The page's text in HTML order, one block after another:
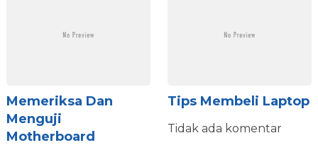
Memeriksa Dan
Menguji
Motherboard
Tips Membeli Laptop
Tidak ada komentar